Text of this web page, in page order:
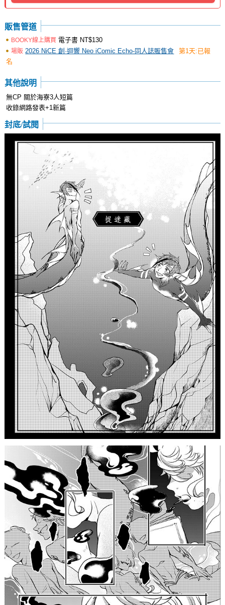
販售管道
BOOKY線上購買 電子書 NT$130
場販 2026 NiCE 創·迴響 Neo iComic Echo-同人誌販售會
第1天:已報
名
其他說明
無CP 關於海寮3人短篇
收錄網路發表+1新篇
封底/試閱